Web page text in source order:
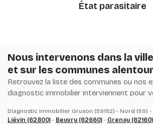
État parasitaire
Nous intervenons dans la
et sur les communes
Retrouvez la liste des communes ou nos
diagnostic immobilier interviennent pour
Diagnostic immobilier Gruson (59152) - Nord (59) -
Liévin (62800) - Beuvry (62660) - Grenay (62160)